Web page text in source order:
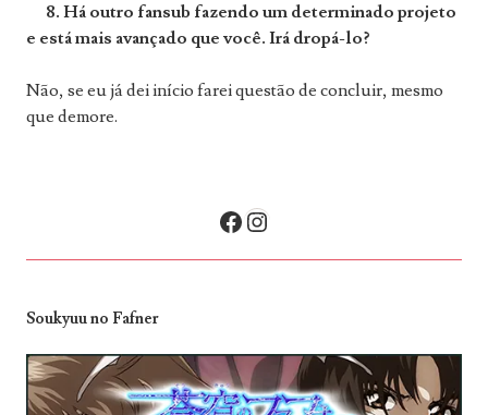
8. Há outro fansub fazendo um determinado projeto
e está mais avançado que você. Irá dropá-lo?
Não, se eu já dei início farei questão de concluir, mesmo
que demore.
Facebook
Instagram
Soukyuu no Fafner